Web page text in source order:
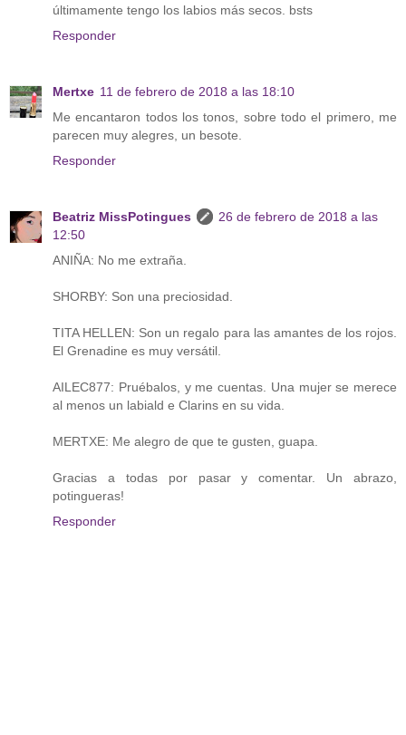
últimamente tengo los labios más secos. bsts
Responder
Mertxe 11 de febrero de 2018 a las 18:10
Me encantaron todos los tonos, sobre todo el primero, me
parecen muy alegres, un besote.
Responder
Beatriz MissPotingues
26 de febrero de 2018 a las
12:50
ANIÑA: No me extraña.
SHORBY: Son una preciosidad.
TITA HELLEN: Son un regalo para las amantes de los rojos.
El Grenadine es muy versátil.
AILEC877: Pruébalos, y me cuentas. Una mujer se merece
al menos un labiald e Clarins en su vida.
MERTXE: Me alegro de que te gusten, guapa.
Gracias a todas por pasar y comentar. Un abrazo,
potingueras!
Responder